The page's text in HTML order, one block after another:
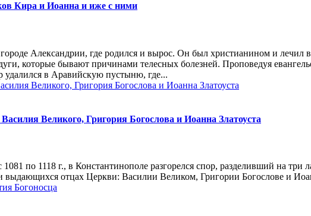
Кира и Иоанна и иже с ними
Александрии, где родился и вырос. Он был христианином и лечил
которые бывают причинами телесных болезней. Проповедуя
удалился в Аравийскую пустыню, где...
Великого, Григория Богослова и Иоанна Златоуста
по 1118 г., в Константинополе разгорелся спор, разделивший на
выдающихся отцах Церкви: Василии Великом, Григории Богослове и